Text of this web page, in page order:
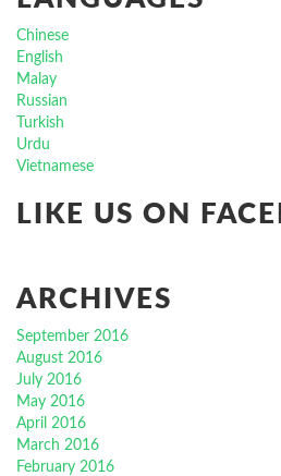
Chinese
English
Malay
Russian
Turkish
Urdu
Vietnamese
LIKE US ON
ARCHIVES
September 2016
August 2016
July 2016
May 2016
April 2016
March 2016
February 2016